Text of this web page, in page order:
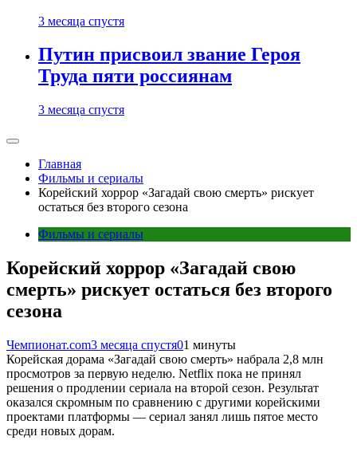
3 месяца спустя
Путин присвоил звание Героя
Труда пяти россиянам
3 месяца спустя
Главная
Фильмы и сериалы
Корейский хоррор «Загадай свою смерть» рискует
остаться без второго сезона
Фильмы и сериалы
Корейский хоррор «Загадай свою
смерть» рискует остаться без второго
сезона
Чемпионат.com3 месяца спустя01 минуты
Корейская дорама «Загадай свою смерть» набрала 2,8 млн
просмотров за первую неделю. Netflix пока не принял
решения о продлении сериала на второй сезон. Результат
оказался скромным по сравнению с другими корейскими
проектами платформы — сериал занял лишь пятое место
среди новых дорам.